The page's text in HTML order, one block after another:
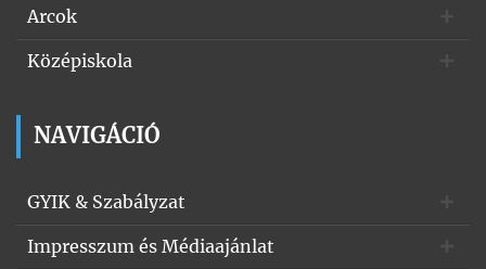
Arcok
Középiskola
NAVIGÁCIÓ
GYIK & Szabályzat
Impresszum és Médiaajánlat